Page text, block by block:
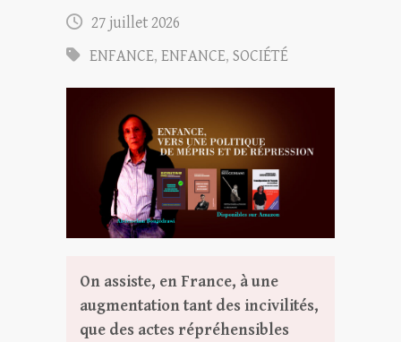
27 juillet 2026
ENFANCE, ENFANCE, SOCIÉTÉ
On assiste, en France, à une
augmentation tant des incivilités,
que des actes répréhensibles